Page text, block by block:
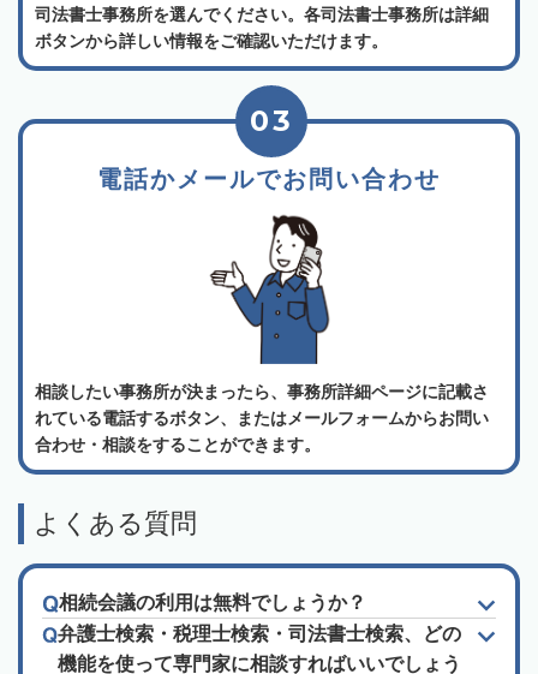
司法書士事務所を選んでください。各司法書士事務所は詳細
ボタンから詳しい情報をご確認いただけます。
電話かメールでお問い合わせ
03
相談したい事務所が決まったら、事務所詳細ページに記載さ
れている電話するボタン、またはメールフォームからお問い
合わせ・相談をすることができます。
よくある質問
相続会議の利用は無料でしょうか？
弁護士検索・税理士検索・司法書士検索、どの
機能を使って専門家に相談すればいいでしょう